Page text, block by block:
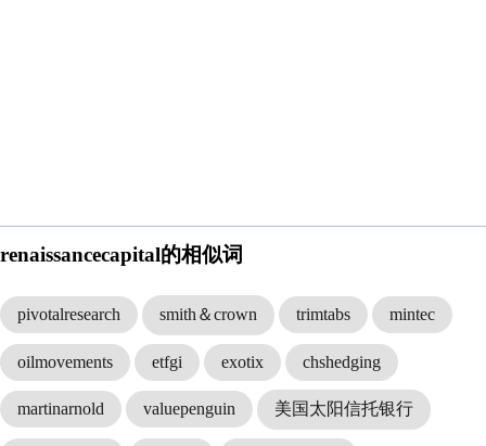
renaissancecapital的相似词
pivotalresearch smith＆crown trimtabs mintec
oilmovements etfgi exotix chshedging
martinarnold valuepenguin 美国太阳信托银行